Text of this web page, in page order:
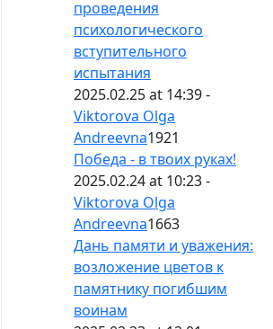
проведения
психологического
вступительного
испытания
2025.02.25 at 14:39 -
Viktorova Olga
Andreevna1921
Победа - в твоих руках!
2025.02.24 at 10:23 -
Viktorova Olga
Andreevna1663
Дань памяти и уважения:
возложение цветов к
памятнику погибшим
воинам